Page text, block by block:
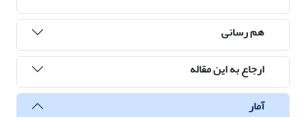
هم رسانی
ارجاع به این مقاله
آمار